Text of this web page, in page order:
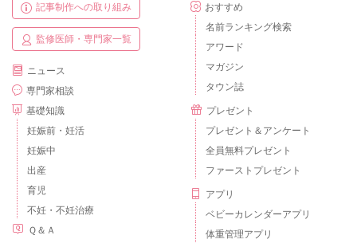
記事制作への取り組み
監修医師・専門家一覧
ニュース
専門家相談
基礎知識
妊娠前・妊活
妊娠中
出産
育児
不妊・不妊治療
Ｑ＆Ａ
おすすめ
名前ランキング検索
アワード
マガジン
タウン誌
プレゼント
プレゼント＆アンケート
全員無料プレゼント
ファーストプレゼント
アプリ
ベビーカレンダーアプリ
体重管理アプリ